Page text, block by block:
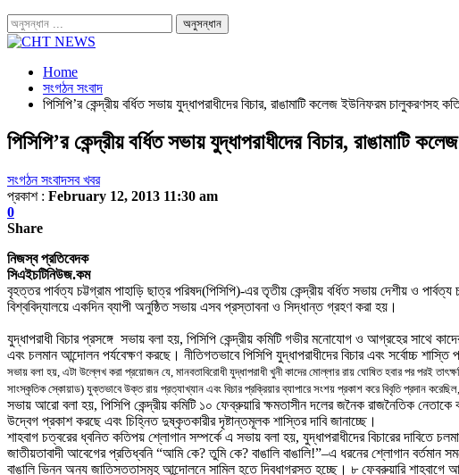
Home
সংগঠন সংবাদ
পিসিপি’র কেন্দ্রীয় বর্ধিত সভায় যুদ্ধাপরাধীদের বিচার, রাঙামাটি কলেজ ইউনিফরম চালুকরণসহ
পিসিপি’র কেন্দ্রীয় বর্ধিত সভায় যুদ্ধাপরাধীদের বিচার,
সংগঠন সংবাদসব খবর
প্রকাশ : February 12, 2013 11:30 am
0
Share
নিজস্ব প্রতিবেদক
সিএইচটিনিউজ.কম
বৃহত্তর পার্বত্য চট্টগ্রাম পাহাড়ি ছাত্র পরিষদ(পিসিপি)-এর তৃতীয় কেন্দ্রীয় বর্ধিত সভায় দেশীয় ও
বিশ্ববিদ্যালয়ে একদিন ব্যাপী অনুষ্ঠিত সভায় এসব প্রস্তাবনা ও সিদ্ধান্ত গ্রহণ করা হয়।
যুদ্ধাপরাধী বিচার প্রসঙ্গে সভায় বলা হয়, পিসিপি কেন্দ্রীয় কমিটি গভীর মনোযোগ ও আগ্রহের সাথে
এবং চলমান আন্দোলন পর্যবেক্ষণ করছে। নীতিগতভাবে পিসিপি যুদ্ধাপরাধীদের বিচার এবং সর্বোচ্চ শাস্তি
সভায় বলা হয়, এটা উল্লেখ করা প্রয়োজন যে, মানবতাবিরোধী যুদ্ধাপরাধী খুনী কাদের মোল্লার রায় ঘোষিত হবার পর পরই তাৎ
সাংস্কৃতিক স্কোয়াড) যুক্তভাবে উক্ত রায় প্রত্যাখ্যান এবং বিচার প্রক্রিয়ার ব্যাপারে সংশয় প্রকাশ করে বিবৃতি প্রদান
সভায় আরো বলা হয়, পিসিপি কেন্দ্রীয় কমিটি ১০ ফেব্রুয়ারি ক্ষমতাসীন দলের জনৈক রাজনৈতিক নেতাকে
উদ্বেগ প্রকাশ করছে এবং চিহ্নিত দুষ্কৃতকারীর দৃষ্টান্তমূলক শাস্তির দাবি জানাচ্ছে।
শাহবাগ চত্বরের ধ্বনিত কতিপয় শ্লোগান সম্পর্কে এ সভায় বলা হয়, যুদ্ধাপরাধীদের বিচারের দাবিতে
জাতীয়তাবাদী আবেগের প্রতিধ্বনি “আমি কে? তুমি কে? বাঙালি বাঙালি!”–এ ধরনের শ্লোগান বর্তমান
বাঙালি ভিন্ন অন্য জাতিসত্তাসমূহ আন্দোলনে সামিল হতে দ্বিধাগ্রস্ত হচ্ছে। ৮ ফেব্রুয়ারি